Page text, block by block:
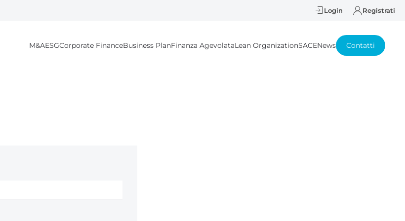
Login Registrati
M&AESGCorporate FinanceBusiness PlanFinanza AgevolataLean OrganizationSACENews Contatti